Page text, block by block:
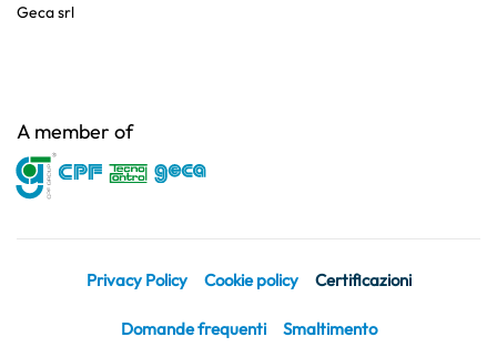
Geca srl
A member of
Privacy Policy Cookie policy Certificazioni
Domande frequenti Smaltimento